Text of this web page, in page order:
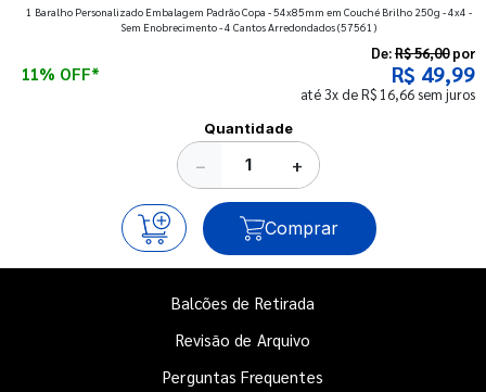
impressos da gráfica FuturaIM? Então, continue a leitura
1 Baralho Personalizado Embalagem Padrão Copa - 54x85mm em Couché Brilho 250g - 4x4 -
Sem Enobrecimento - 4 Cantos Arredondados(57561)
11% OFF*
De:R$ 56,00por
R$ 49,99
até 3x de R$ 16,66 sem juros
Quantidade
− +
Comprar
Balcões de Retirada
Revisão de Arquivo
Perguntas Frequentes